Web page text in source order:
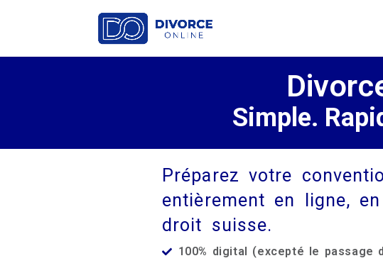
Simple.
Préparez votre
entièrement en ligne,
droit suisse.
100% digital (excepté le passage